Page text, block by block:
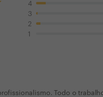
4
3
2
1
Todo o